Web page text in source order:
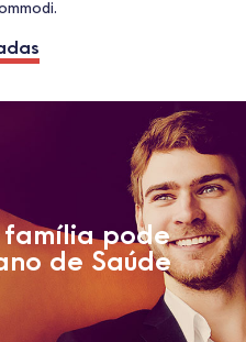
família pode
de Saúde